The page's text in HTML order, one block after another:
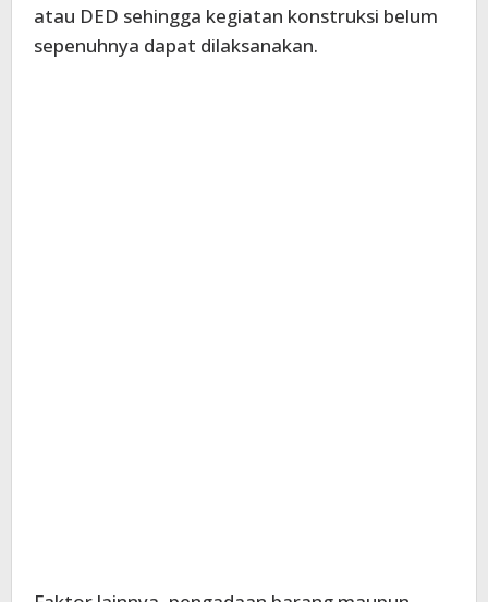
atau DED sehingga kegiatan konstruksi belum
sepenuhnya dapat dilaksanakan.